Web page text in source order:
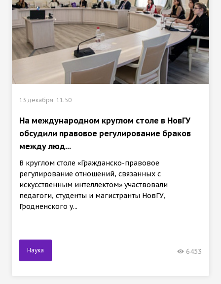
13 декабря, 11:50
На международном круглом столе в НовГУ
обсудили правовое регулирование браков
между люд...
В круглом столе «Гражданско-правовое
регулирование отношений, связанных с
искусственным интеллектом» участвовали
педагоги, студенты и магистранты НовГУ,
Гродненского у...
Наука 6453